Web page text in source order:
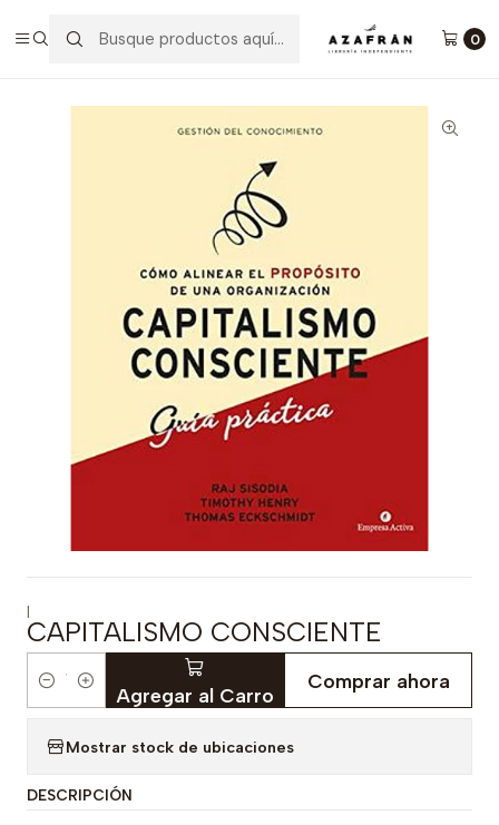
0
Economía Y Negocios
Capitalismo Consciente
|
CAPITALISMO CONSCIENTE
Cantidad Agregar al Carro
Comprar ahora
Mostrar stock de ubicaciones
DESCRIPCIÓN